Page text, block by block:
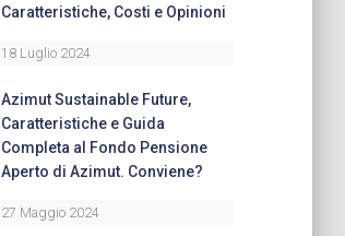
Caratteristiche, Costi e Opinioni
18 Luglio 2024
Azimut Sustainable Future,
Caratteristiche e Guida
Completa al Fondo Pensione
Aperto di Azimut. Conviene?
27 Maggio 2024